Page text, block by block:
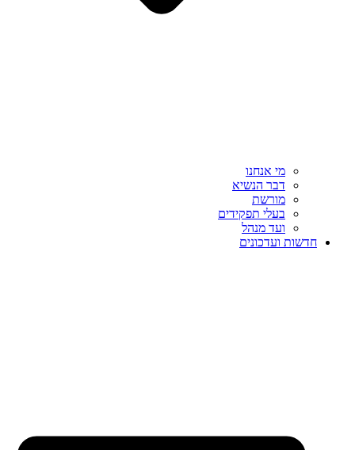
מי אנחנו
דבר הנשיא
מורשת
בעלי תפקידים
ועד מנהל
חדשות ועדכונים